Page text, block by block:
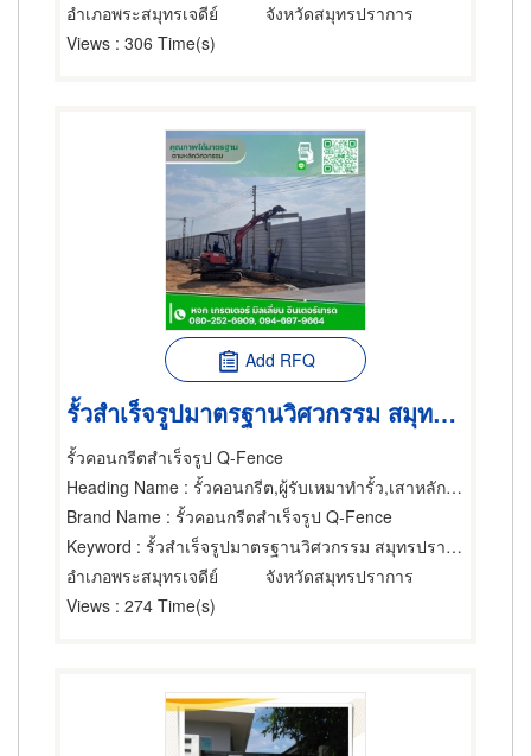
อำเภอพระสมุทรเจดีย์
จังหวัดสมุทรปราการ
Views : 306 Time(s)
Add RFQ
รั้วสำเร็จรูปมาตรฐานวิศวกรรม สมุทรปราการ
รั้วคอนกรีตสำเร็จรูป Q-Fence
Heading Name : รั้วคอนกรีต,ผู้รับเหมาทำรั้ว,เสาหลักใช้ทำรั้ว
Brand Name : รั้วคอนกรีตสำเร็จรูป Q-Fence
Keyword : รั้วสำเร็จรูปมาตรฐานวิศวกรรม สมุทรปราการ
อำเภอพระสมุทรเจดีย์
จังหวัดสมุทรปราการ
Views : 274 Time(s)